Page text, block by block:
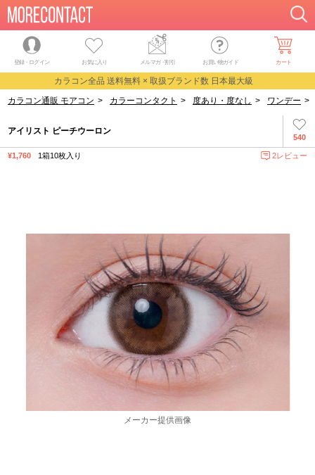
登録・ログイン お気に入り メルマガ・割引 お買い物ガイド カート
カラコン全品 送料無料 × 取扱ブランド数 日本最大級
カラコン通販 モアコン > カラーコンタクト > 度あり・度なし > ワンデー >
540
アイリスト ピーチウーロン
¥1,760 1箱10枚入り 2レビュー